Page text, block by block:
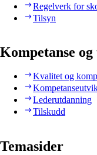
Regelverk for
Tilsyn
Kompetanse
Kvalitet og
Lederutdanning
Tilskudd
Temasider